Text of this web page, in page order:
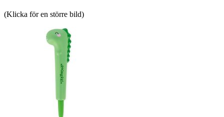
(Klicka för en större bild)